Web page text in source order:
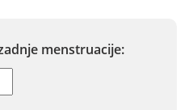
menstruacije: